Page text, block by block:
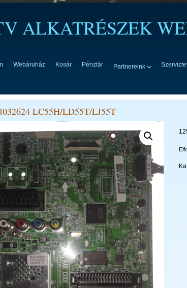
ALKATRÉSZEK
Webáruház Kosár Pénztár Partnereink
LC55H/LD55T/LJ55T